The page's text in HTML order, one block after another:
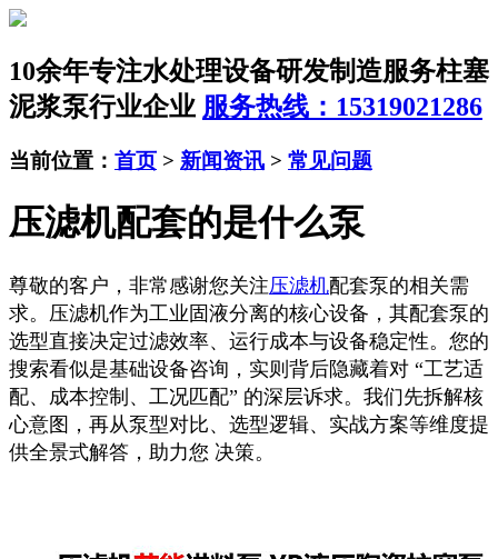
10余年专注水处理设备研发制造服务柱塞
泥浆泵行业企业 服务热线：15319021286
当前位置： 首页 > 新闻资讯 > 常见问题
压滤机配套的是什么泵
尊敬的客户，非常感谢您关注压滤机配套泵的相关需
求。压滤机作为工业固液分离的核心设备，其配套泵的
选型直接决定过滤效率、运行成本与设备稳定性。您的
搜索看似是基础设备咨询，实则背后隐藏着对 “工艺适
配、成本控制、工况匹配” 的深层诉求。我们先拆解核
心意图，再从泵型对比、选型逻辑、实战方案等维度提
供全景式解答，助力您 决策。